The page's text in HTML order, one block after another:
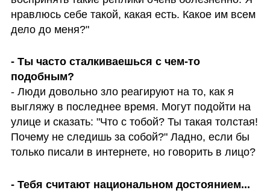
нравлюсь себе такой, какая есть. Какое им всем
дело до меня?"
- Ты часто сталкиваешься с чем-то
подобным?
- Люди довольно зло реагируют на то, как я
выгляжу в последнее время. Могут подойти на
улице и сказать: "Что с тобой? Ты такая толстая!
Почему не следишь за собой?" Ладно, если бы
только писали в интернете, но говорить в лицо?
- Тебя считают национальном достоянием...